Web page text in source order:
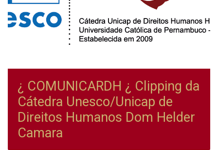
¿ COMUNICARDH ¿ Clipping da
Cátedra Unesco/Unicap de
Direitos Humanos Dom Helder
Camara